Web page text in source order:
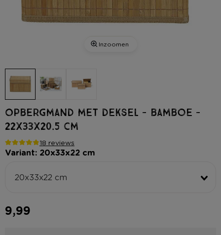
Inzoomen
Opbergmand met deksel - bamboe -
22x33x20.5 cm
18 reviews
Variant: 20x33x22 cm
20x33x22 cm
9,99